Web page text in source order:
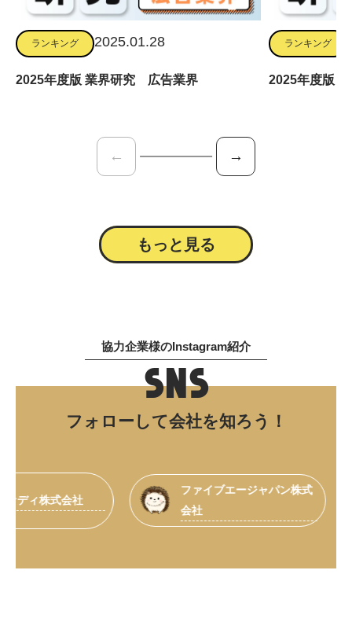
ランキング 2025.01.28
2025年度版 業界研究 広告業界
ランキング
2025年度版
← →
もっと見る
協力企業様のInstagram紹介
SNS
フォローして会社を知ろう！
株式会社
ファイブエージャパン株式
会社